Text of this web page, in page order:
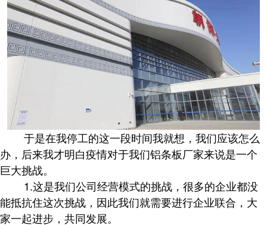
于是在我停工的这一段时间我就想，我们应该怎么
办，后来我才明白疫情对于我们铝条板厂家来说是一个
巨大挑战。
1.这是我们公司经营模式的挑战，很多的企业都没
能抵抗住这次挑战，因此我们就需要进行企业联合，大
家一起进步，共同发展。